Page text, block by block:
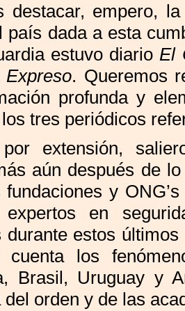
destacar, empero,
país dada a esta
estuvo diarioEl
Expreso. Queremos
profunda y
tres periódicos
extensión,
aún después de
fundaciones y
en
durante estos
los
Brasil, Uruguay y
orden y de las